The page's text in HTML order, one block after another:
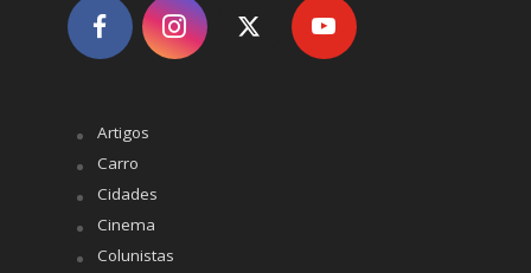
Artigos
Carro
Cidades
Cinema
Colunistas